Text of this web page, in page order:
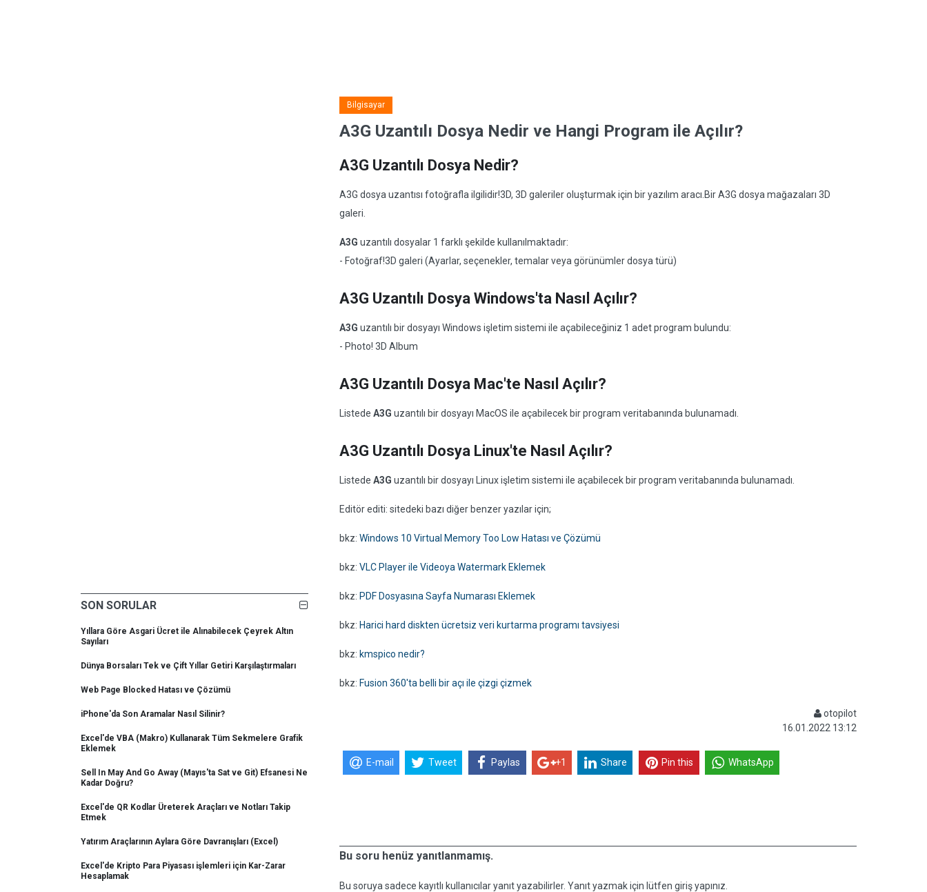
SON SORULAR
Yıllara Göre Asgari Ücret ile Alınabilecek Çeyrek Altın
Sayıları
Dünya Borsaları Tek ve Çift Yıllar Getiri Karşılaştırmaları
Web Page Blocked Hatası ve Çözümü
iPhone'da Son Aramalar Nasıl Silinir?
Excel'de VBA (Makro) Kullanarak Tüm Sekmelere Grafik
Eklemek
Sell In May And Go Away (Mayıs'ta Sat ve Git) Efsanesi Ne
Kadar Doğru?
Excel'de QR Kodlar Üreterek Araçları ve Notları Takip
Etmek
Yatırım Araçlarının Aylara Göre Davranışları (Excel)
Excel'de Kripto Para Piyasası işlemleri için Kar-Zarar
Hesaplamak
Bilgisayar
A3G Uzantılı Dosya Nedir ve Hangi Program ile Açılır?
A3G Uzantılı Dosya Nedir?
A3G dosya uzantısı fotoğrafla ilgilidir!3D, 3D galeriler oluşturmak için bir yazılım aracı.Bir A3G dosya mağazaları 3D
galeri.
A3G uzantılı dosyalar 1 farklı şekilde kullanılmaktadır:
- Fotoğraf!3D galeri (Ayarlar, seçenekler, temalar veya görünümler dosya türü)
A3G Uzantılı Dosya Windows'ta Nasıl Açılır?
A3G uzantılı bir dosyayı Windows işletim sistemi ile açabileceğiniz 1 adet program bulundu:
- Photo! 3D Album
A3G Uzantılı Dosya Mac'te Nasıl Açılır?
Listede A3G uzantılı bir dosyayı MacOS ile açabilecek bir program veritabanında bulunamadı.
A3G Uzantılı Dosya Linux'te Nasıl Açılır?
Listede A3G uzantılı bir dosyayı Linux işletim sistemi ile açabilecek bir program veritabanında bulunamadı.
Editör editi: sitedeki bazı diğer benzer yazılar için;
bkz: Windows 10 Virtual Memory Too Low Hatası ve Çözümü
bkz: VLC Player ile Videoya Watermark Eklemek
bkz: PDF Dosyasına Sayfa Numarası Eklemek
bkz: Harici hard diskten ücretsiz veri kurtarma programı tavsiyesi
bkz: kmspico nedir?
bkz: Fusion 360'ta belli bir açı ile çizgi çizmek
otopilot
16.01.2022 13:12
E-mail Tweet Paylas +1 Share Pin this WhatsApp
Bu soru henüz yanıtlanmamış.
Bu soruya sadece kayıtlı kullanıcılar yanıt yazabilirler. Yanıt yazmak için lütfen giriş yapınız.